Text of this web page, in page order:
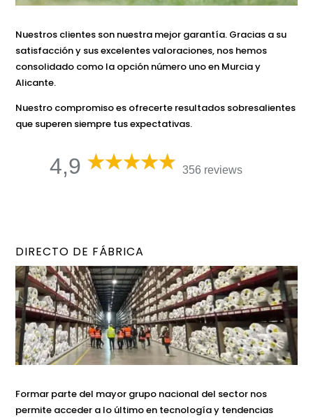
Nuestros clientes son nuestra mejor garantía. Gracias a su
satisfacción y sus excelentes valoraciones, nos hemos
consolidado como la opción número uno en Murcia y
Alicante.
Nuestro compromiso es ofrecerte resultados sobresalientes
que superen siempre tus expectativas.
4,9 356 reviews
DIRECTO DE FÁBRICA
Formar parte del mayor grupo nacional del sector nos
permite acceder a lo último en tecnología y tendencias